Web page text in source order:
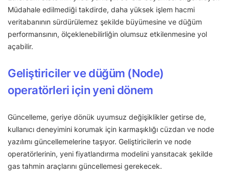
Müdahale edilmediği takdirde, daha yüksek işlem hacmi
veritabanının sürdürülemez şekilde büyümesine ve düğüm
performansının, ölçeklenebilirliğin olumsuz etkilenmesine yol
açabilir.
Geliştiriciler ve düğüm (Node)
operatörleri için yeni dönem
Güncelleme, geriye dönük uyumsuz değişiklikler getirse de,
kullanıcı deneyimini korumak için karmaşıklığı cüzdan ve node
yazılımı güncellemelerine taşıyor. Geliştiricilerin ve node
operatörlerinin, yeni fiyatlandırma modelini yansıtacak şekilde
gas tahmin araçlarını güncellemesi gerekecek.